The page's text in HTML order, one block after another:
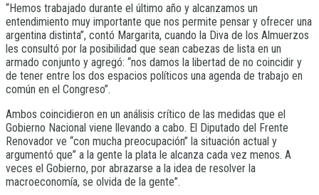
“Hemos trabajado durante el último año y alcanzamos un
entendimiento muy importante que nos permite pensar y ofrecer una
argentina distinta”, contó Margarita, cuando la Diva de los Almuerzos
les consultó por la posibilidad que sean cabezas de lista en un
armado conjunto y agregó: “nos damos la libertad de no coincidir y
de tener entre los dos espacios políticos una agenda de trabajo en
común en el Congreso”.
Ambos coincidieron en un análisis crítico de las medidas que el
Gobierno Nacional viene llevando a cabo. El Diputado del Frente
Renovador ve “con mucha preocupación” la situación actual y
argumentó que” a la gente la plata le alcanza cada vez menos. A
veces el Gobierno, por abrazarse a la idea de resolver la
macroeconomía, se olvida de la gente”.